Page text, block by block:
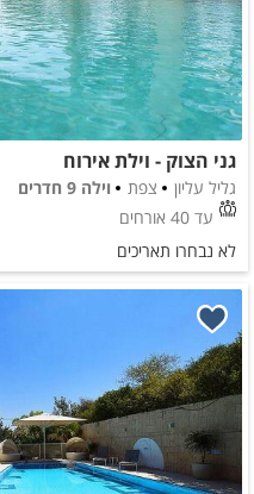
גני הצוק - וילת אירוח
גליל עליון צפת
וילה 9 חדרים
עד 40 אורחים
לא נבחרו תאריכים